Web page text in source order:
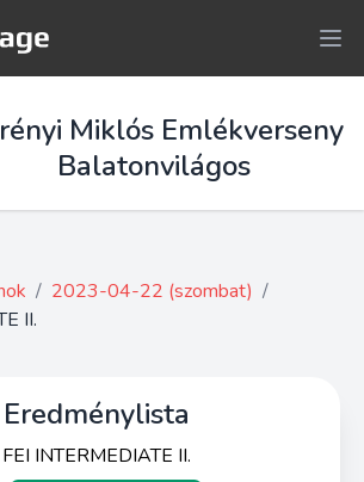
Miklós Emlékverseny
Balatonvilágos
/ 2023-04-22 (szombat) /
II.
Eredménylista
FEI INTERMEDIATE II.